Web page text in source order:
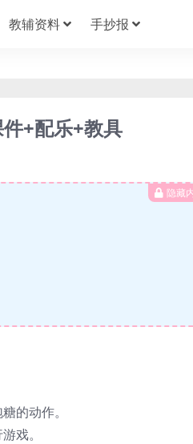
教辅资料 手抄报
+配乐+教具
隐藏
的动作。
戏。